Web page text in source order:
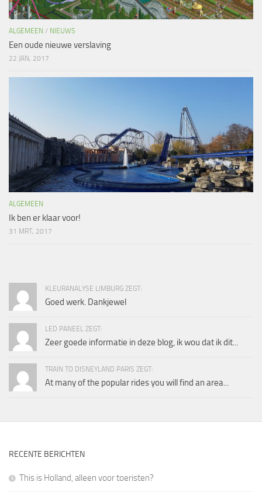
ALGEMEEN / NIEUWS
Een oude nieuwe verslaving
22 JAN, 2017
ALGEMEEN
Ik ben er klaar voor!
31 MRT, 2017
KLEURANALYSE LIMBURG ZEGT:
Goed werk. Dankjewel
LED PANEEL ZEGT:
Zeer goede informatie in deze blog, ik wou dat ik dit...
TRAIN TO DISNEYLAND PARIS ZEGT:
At many of the popular rides you will find an area...
RECENTE BERICHTEN
This is Holland, alleen voor toeristen?